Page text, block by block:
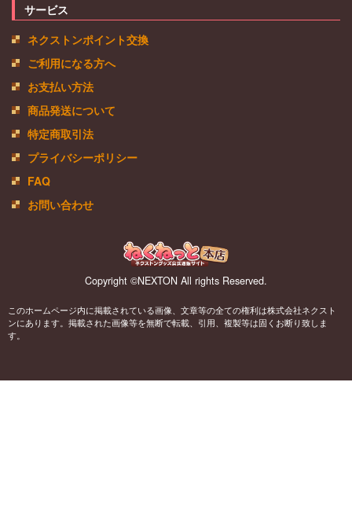
サービス
ネクストンポイント交換
ご利用になる方へ
お支払い方法
商品発送について
特定商取引法
プライバシーポリシー
FAQ
お問い合わせ
Copyright ©NEXTON All rights Reserved.
このホームページ内に掲載されている画像、文章等の全ての権利は株式会社ネクスト
ンにあります。掲載された画像等を無断で転載、引用、複製等は固くお断り致しま
す。